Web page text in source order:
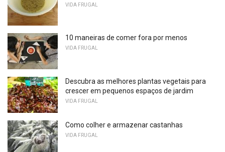
VIDA FRUGAL
10 maneiras de comer fora por menos
VIDA FRUGAL
Descubra as melhores plantas vegetais para
crescer em pequenos espaços de jardim
VIDA FRUGAL
Como colher e armazenar castanhas
VIDA FRUGAL